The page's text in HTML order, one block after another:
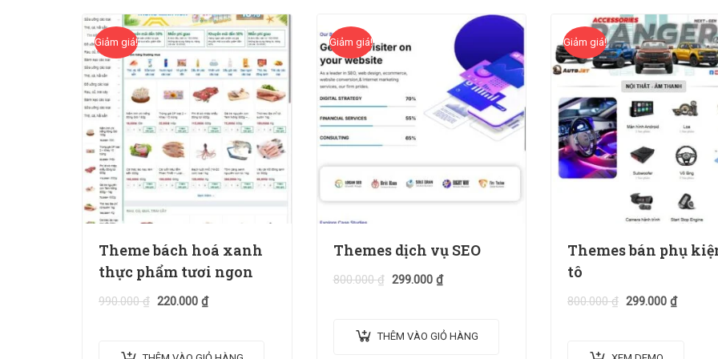
Giảm giá!
Theme bách hoá xanh
thực phẩm tươi ngon
990.000₫ 220.000 ₫
Giảm giá!
Themes dịch vụ SEO
800.000₫ 299.000 ₫
THÊM VÀO GIỎ HÀNG
Giảm giá!
Themes bán phụ
tô
800.000₫ 299.000 ₫